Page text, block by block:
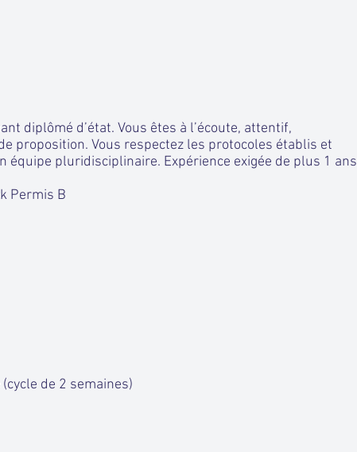
diplômé d’état. Vous êtes à l’écoute, attentif,
proposition. Vous respectez les protocoles établis et
équipe pluridisciplinaire. Expérience exigée de plus 1 ans
Permis B
de 2 semaines)